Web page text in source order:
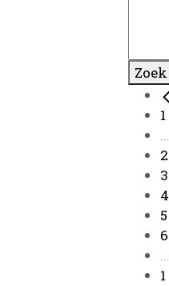
Zoek
1
...
2
3
4
5
6
...
1